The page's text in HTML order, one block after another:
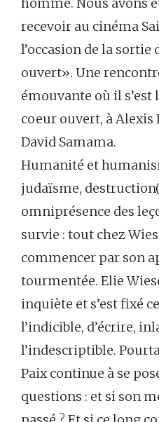
homme. Nous avons
recevoir au cinéma
l’occasion de la
ouvert». Une
émouvante où il
coeur ouvert, à
David Samama. ‪
Humanité et
judaïsme,
omniprésence des
survie : tout chez
commencer par son
tourmentée. Elie
inquiète et s’est fixé
l’indicible, d’écrire,
l’indescriptible.
Paix continue à se
questions : et si son